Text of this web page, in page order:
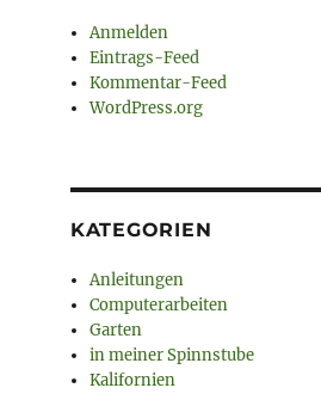
Anmelden
Eintrags-Feed
Kommentar-Feed
WordPress.org
KATEGORIEN
Anleitungen
Computerarbeiten
Garten
in meiner Spinnstube
Kalifornien